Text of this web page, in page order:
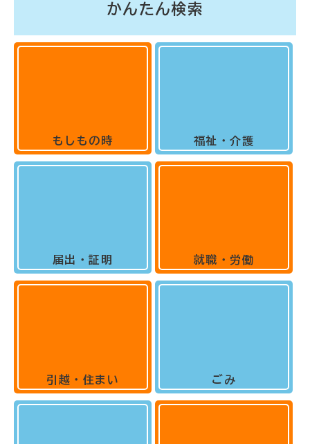
かんたん検索
もしもの時
届出・証明
引越・住まい
福祉・介護
就職・労働
ごみ